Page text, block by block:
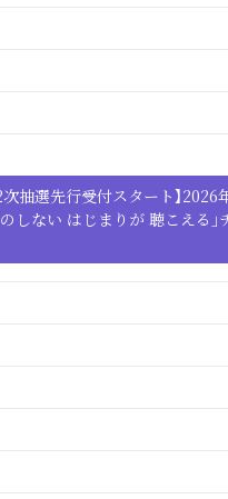
次抽選先行受付スタート】
しない はじまりが 聴こえる｣